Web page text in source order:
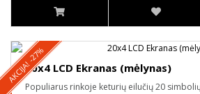
AKCIJA! -27%20x4 LCD Ekranas (mėlynas)
Populiarus rinkoje keturių eilučių 20